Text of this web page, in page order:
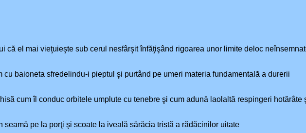
că el mai vieţuieşte sub cerul nesfârşit înfăţişând rigoarea unor limite deloc
cu baioneta sfredelindu-i pieptul şi purtând pe umeri materia fundamentală a durerii
cum îl conduc orbitele umplute cu tenebre şi cum adună laolaltă respingeri
seamă pe la porţi şi scoate la iveală sărăcia tristă a rădăcinilor uitate